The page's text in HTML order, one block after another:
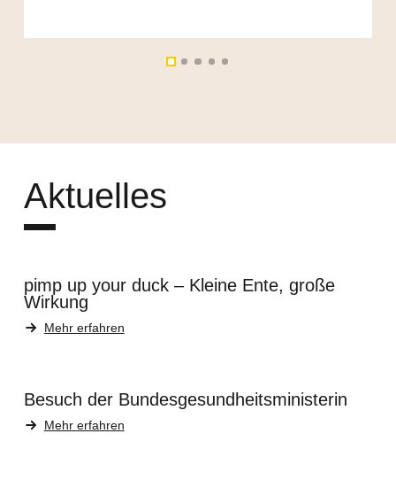
Aktuelles
pimp up your duck – Kleine Ente, große
Wirkung
Mehr erfahren
Besuch der Bundesgesundheitsministerin
Mehr erfahren